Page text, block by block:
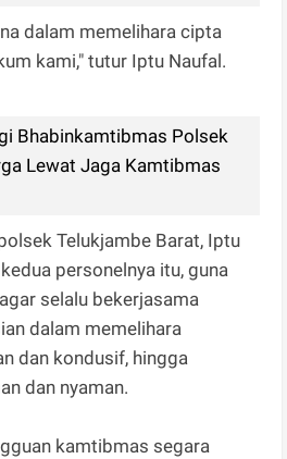
dalam memelihara cipta
kami," tutur Iptu Naufal.
Bhabinkamtibmas Polsek
Lewat Jaga Kamtibmas
Telukjambe Barat, Iptu
personelnya itu, guna
selalu bekerjasama
dalam memelihara
dan kondusif, hingga
dan nyaman.
kamtibmas segara